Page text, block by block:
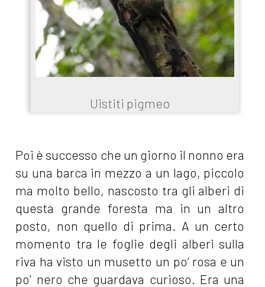
Uistiti pigmeo
Poi è successo che un giorno il nonno era
su una barca in mezzo a un lago, piccolo
ma molto bello, nascosto tra gli alberi di
questa grande foresta ma in un altro
posto, non quello di prima. A un certo
momento tra le foglie degli alberi sulla
riva ha visto un musetto un po’ rosa e un
po’ nero che guardava curioso. Era una